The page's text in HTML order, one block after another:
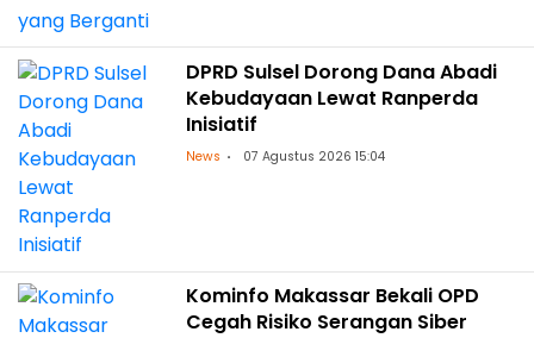
DPRD Sulsel Dorong Dana Abadi
Kebudayaan Lewat Ranperda
Inisiatif
News 07 Agustus 2026 15:04
Kominfo Makassar Bekali OPD
Cegah Risiko Serangan Siber